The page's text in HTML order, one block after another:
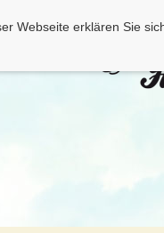
Webseite erklären Sie